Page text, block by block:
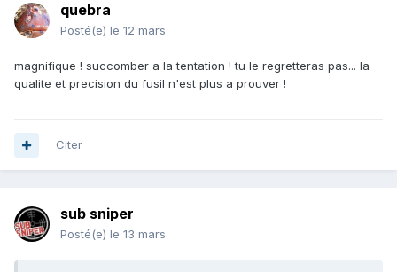
quebra
Posté(e) le 12 mars
magnifique ! succomber a la tentation ! tu le regretteras pas... la
qualite et precision du fusil n'est plus a prouver !
Citer
sub sniper
Posté(e) le 13 mars